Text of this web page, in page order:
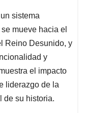
sistema
mueve hacia el
Reino Desunido, y
y
el impacto
liderazgo de la
de su historia.